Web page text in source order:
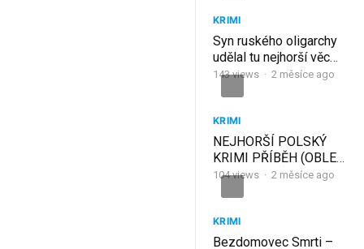
KRIMI
Syn ruského oligarchy
udělal tu nejhorší věc
své expřítelkyni! Karina
143views · 2 měsíce ago
KRIMI
NEJHORŠÍ POLSKÝ
KRIMI PŘÍBĚH (OBLEK
Z LIDSKÉ KŮŽE) –
104views · 2 měsíce ago
KRIMI
Bezdomovec Smrti –